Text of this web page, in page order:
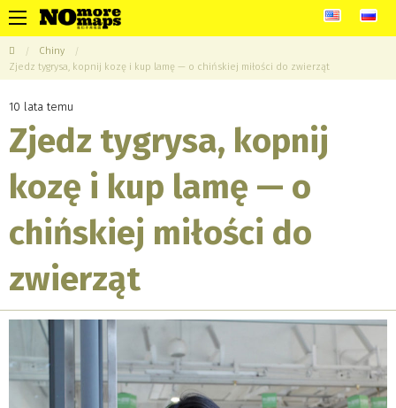
Chiny
Zjedz tygrysa, kopnij kozę i kup lamę — o chińskiej miłości do zwierząt
10 lata temu
Zjedz tygrysa, kopnij
kozę i kup lamę — o
chińskiej miłości do
zwierząt